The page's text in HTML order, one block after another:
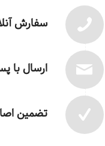
سفارش
ارسال با
تضمین